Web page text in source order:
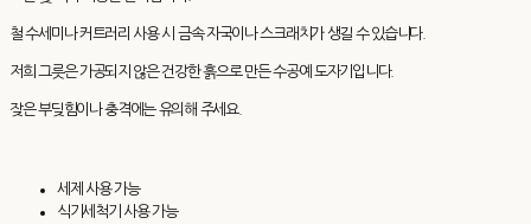
철 수세미나 커트러리 사용 시 금속 자국이나 스크래치가 생길 수 있습니다.
저희 그릇은 가공되지 않은 건강한 흙으로 만든 수공예 도자기입니다.
잦은 부딪힘이나 충격에는 유의해 주세요.
세제 사용 가능
식기세척기 사용 가능